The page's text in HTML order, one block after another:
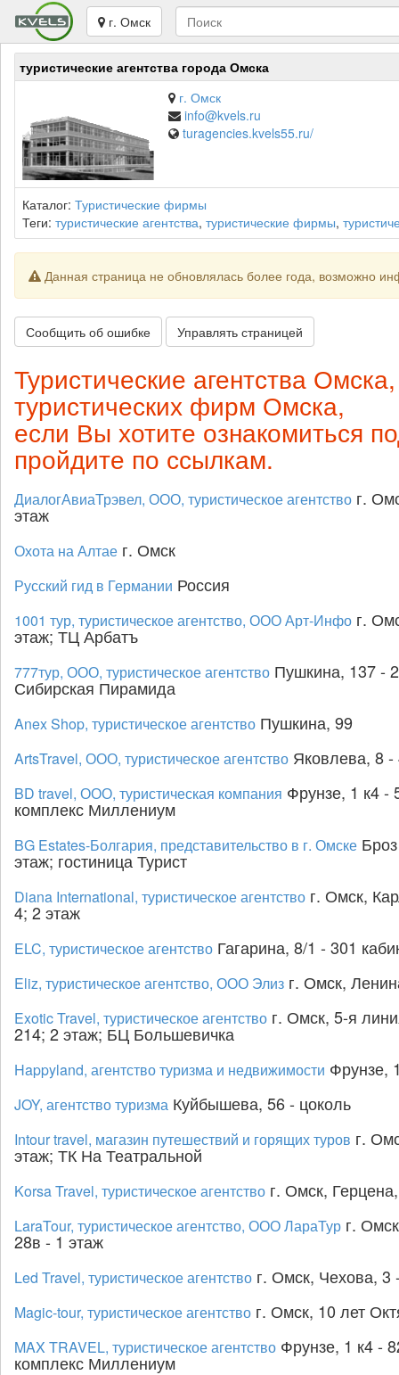
г. Омск
туристические агентства города Омска
г. Омск
info@kvels.ru
turagencies.kvels55.ru/
Каталог: Туристические фирмы
Теги: туристические агентства, туристические фирмы,
Данная страница не обновлялась более года, возможно
Сообщить об ошибке Управлять страницей
Туристические агентства
туристических фирм Омска,
если Вы хотите ознакомиться
пройдите по ссылкам.
ДиалогАвиаТрэвел, ООО, туристическое агентство г.
этаж
Охота на Алтае г. Омск
Русский гид в Германии Россия
1001 тур, туристическое агентство, ООО Арт-Инфо г.
этаж; ТЦ Арбатъ
777тур, ООО, туристическое агентство Пушкина, 137 -
Сибирская Пирамида
Anex Shop, туристическое агентство Пушкина, 99
ArtsTravel, ООО, туристическое агентство Яковлева, 8
BD travel, ООО, туристическая компания Фрунзе, 1 к4 -
комплекс Миллениум
BG Estates-Болгария, представительство в г. Омске
этаж; гостиница Турист
Diana International, туристическое агентство г. Омск,
4; 2 этаж
ELC, туристическое агентство Гагарина, 8/1 - 301
Eliz, туристическое агентство, ООО Элиз г. Омск,
Exotic Travel, туристическое агентство г. Омск, 5-я
214; 2 этаж; БЦ Большевичка
Happyland, агентство туризма и недвижимости Фрунзе,
JOY, агентство туризма Куйбышева, 56 - цоколь
Intour travel, магазин путешествий и горящих туров г.
этаж; ТК На Театральной
Korsa Travel, туристическое агентство г. Омск,
LaraTour, туристическое агентство, ООО ЛараТур г.
28в - 1 этаж
Led Travel, туристическое агентство г. Омск, Чехова, 3
Magic-tour, туристическое агентство г. Омск, 10 лет
MAX TRAVEL, туристическое агентство Фрунзе, 1 к4 -
комплекс Миллениум